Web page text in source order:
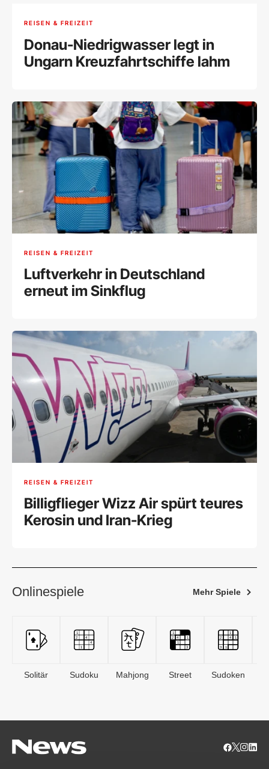
REISEN & FREIZEIT
Donau-Niedrigwasser legt in
Ungarn Kreuzfahrtschiffe lahm
REISEN & FREIZEIT
Luftverkehr in Deutschland
erneut im Sinkflug
REISEN & FREIZEIT
Billigflieger Wizz Air spürt teures
Kerosin und Iran-Krieg
Onlinespiele Mehr Spiele
Solitär Sudoku Mahjong Street Sudoken